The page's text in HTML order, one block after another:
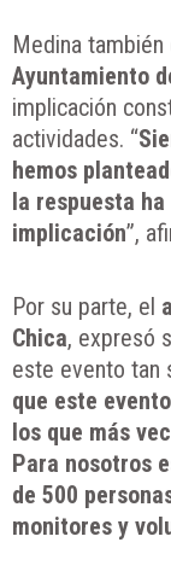
Medina
Ayuntamiento
implicación
actividades. “
hemos
la respuesta
implicación”,
Por su parte, el
Chica, expresó
este evento tan
que este
los que más
Para nosotros
de 500
monitores y